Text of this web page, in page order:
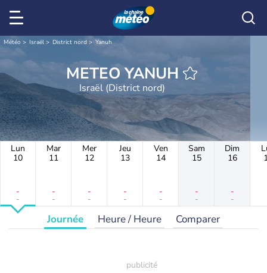
Météo Israël District nord Yanuh
METEO YANUH
Israël (District nord)
Lun
10
-
-
Mar
11
-
-
Mer
12
-
-
Jeu
13
-
-
Ven
14
-
-
Sam
15
-
-
Dim
16
-
-
Journée Heure / Heure Comparer